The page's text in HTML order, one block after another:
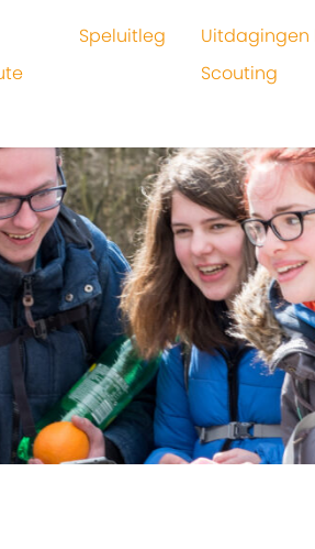
Speluitleg
Uitdagingen
Scouting